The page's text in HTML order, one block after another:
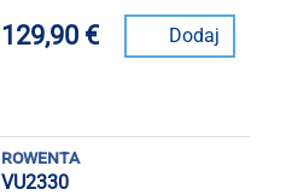
129,90 € Dodaj
rowenta
VU2330